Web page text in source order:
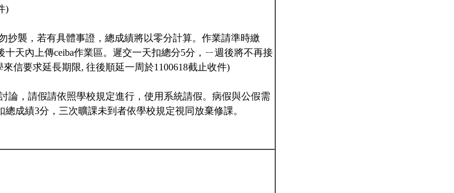
)
抄襲，若有具體事證，總成績將以零分計算。作業請準時繳
天內上傳ceiba作業區。遲交一天扣總分5分，ㄧ週後將不再接
信要求延長期限, 往後順延一周於1100618截止收件)
論，請假請依照學校規定進行，使用系統請假。病假與公假需
成績3分，三次曠課未到者依學校規定視同放棄修課。